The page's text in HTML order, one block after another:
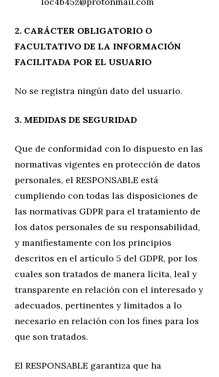
2. CARÁCTER OBLIGATORIO O
FACULTATIVO DE LA INFORMACIÓN
FACILITADA POR EL USUARIO
No se registra ningún dato del usuario.
3. MEDIDAS DE SEGURIDAD
Que de conformidad con lo dispuesto en las
normativas vigentes en protección de datos
personales, el RESPONSABLE está
cumpliendo con todas las disposiciones de
las normativas GDPR para el tratamiento de
los datos personales de su responsabilidad,
y manifiestamente con los principios
descritos en el artículo 5 del GDPR, por los
cuales son tratados de manera lícita, leal y
transparente en relación con el interesado y
adecuados, pertinentes y limitados a lo
necesario en relación con los fines para los
que son tratados.
El RESPONSABLE garantiza que ha